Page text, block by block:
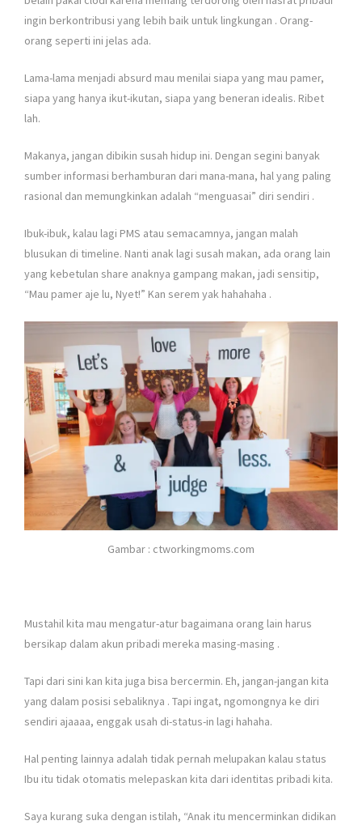
ingin berkontribusi yang lebih baik untuk lingkungan . Orang-
orang seperti ini jelas ada.
Lama-lama menjadi absurd mau menilai siapa yang mau pamer,
siapa yang hanya ikut-ikutan, siapa yang beneran idealis. Ribet
lah.
Makanya, jangan dibikin susah hidup ini. Dengan segini banyak
sumber informasi berhamburan dari mana-mana, hal yang paling
rasional dan memungkinkan adalah “menguasai” diri sendiri .
Ibuk-ibuk, kalau lagi PMS atau semacamnya, jangan malah
blusukan di timeline. Nanti anak lagi susah makan, ada orang lain
yang kebetulan share anaknya gampang makan, jadi sensitip,
“Mau pamer aje lu, Nyet!” Kan serem yak hahahaha .
Gambar : ctworkingmoms.com
Mustahil kita mau mengatur-atur bagaimana orang lain harus
bersikap dalam akun pribadi mereka masing-masing .
Tapi dari sini kan kita juga bisa bercermin. Eh, jangan-jangan kita
yang dalam posisi sebaliknya . Tapi ingat, ngomongnya ke diri
sendiri ajaaaa, enggak usah di-status-in lagi hahaha.
Hal penting lainnya adalah tidak pernah melupakan kalau status
Ibu itu tidak otomatis melepaskan kita dari identitas pribadi kita.
Saya kurang suka dengan istilah, “Anak itu mencerminkan didikan